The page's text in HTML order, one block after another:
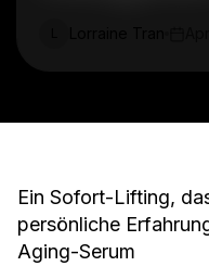
Ein Sofort-Lifting,
persönliche
Aging-Serum